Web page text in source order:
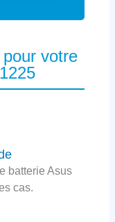
votre
batterie Asus
cas.